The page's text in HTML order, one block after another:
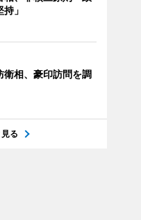
」
衛相、豪印訪問を調
る